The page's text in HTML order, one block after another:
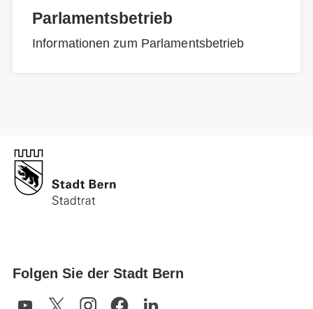
Parlamentsbetrieb
Informationen zum Parlamentsbetrieb
Folgen Sie der Stadt Bern